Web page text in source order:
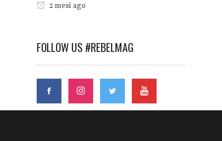
2 mesi ago
FOLLOW US #REBELMAG